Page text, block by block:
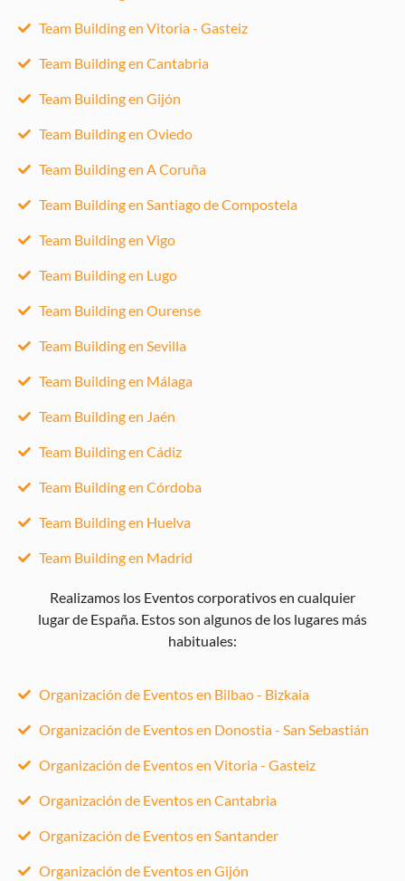
Team Building en Vitoria - Gasteiz
Team Building en Cantabria
Team Building en Gijón
Team Building en Oviedo
Team Building en A Coruña
Team Building en Santiago de Compostela
Team Building en Vigo
Team Building en Lugo
Team Building en Ourense
Team Building en Sevilla
Team Building en Málaga
Team Building en Jaén
Team Building en Cádiz
Team Building en Córdoba
Team Building en Huelva
Team Building en Madrid
Realizamos los Eventos corporativos en cualquier
lugar de España. Estos son algunos de los lugares más
habituales:
Organización de Eventos en Bilbao - Bizkaia
Organización de Eventos en Donostia - San Sebastián
Organización de Eventos en Vitoria - Gasteiz
Organización de Eventos en Cantabria
Organización de Eventos en Santander
Organización de Eventos en Gijón